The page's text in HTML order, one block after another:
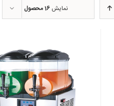
نمایش 16 محصول
نمایش سریع